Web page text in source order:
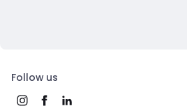
Follow us